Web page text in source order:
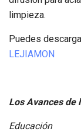
limpieza.
Puedes
LEJIAMON
Los Avances de
Educación